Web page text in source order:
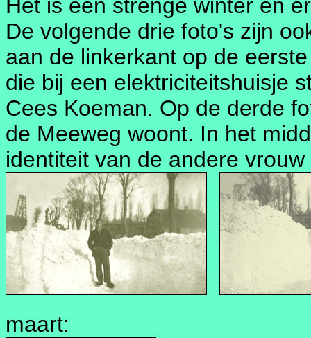
Het is een strenge winter en
De volgende drie foto's zijn
aan de linkerkant op de
die bij een elektriciteitshuisje
Cees Koeman. Op de derde
de Meeweg woont. In het
identiteit van de andere
maart: